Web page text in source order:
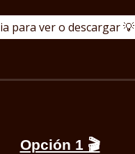
para ver o descargar 💡
Opción 1 🎬